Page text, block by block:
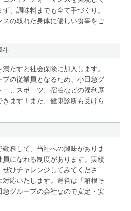
、調味料までも全て手づくり。
スの取れた身体に優しい食事をご
生
たすと社会保険に加入します。
プの従業員となるため、小田急グ
ー、スポーツ、宿泊などの福利厚
ます！また、健康診断も受けら
務して、当社への興味がありま
員になれる制度があります。実績
ぜひチャレンジしてみてくださ
対応いたします。運営は「箱根そ
急グループの会社なので安定・安